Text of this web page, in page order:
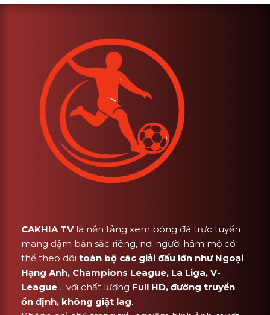
CAKHIA TVlà nền tảng xem bóng đá trực tuyến
mang đậm bản sắc riêng, nơi người hâm mộ có
thể theo dõi toàn bộ các giải đấu lớn như Ngoại
Hạng Anh, Champions League, La Liga, V-
League… với chất lượng Full HD, đường truyền
ổn định, không giật lag.